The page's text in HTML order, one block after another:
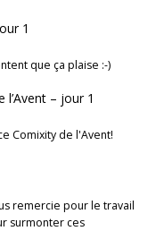
1
que ça plaise :-)
l’Avent – jour 1
Comixity de l'Avent!
remercie pour le travail
surmonter ces